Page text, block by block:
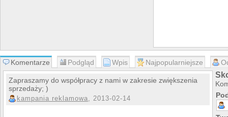
Komentarze Podgląd Wpis Najpopularniejsze
Zapraszamy do współpracy z nami w zakresie zwiększenia
sprzedaży; )
kampania reklamowa, 2013-02-14